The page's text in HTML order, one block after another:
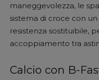
maneggevolezza, le
sistema di croce con
resistenza sostituibile,
accoppiamento tra
Calcio con B-